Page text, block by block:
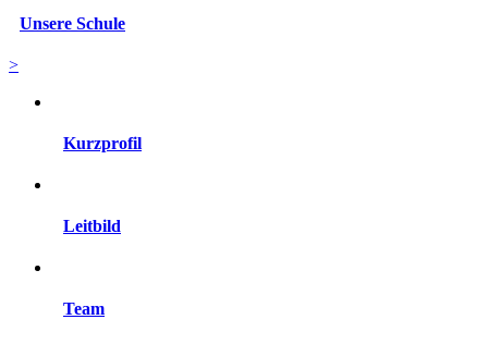
Unsere Schule
>
Kurzprofil
Leitbild
Team